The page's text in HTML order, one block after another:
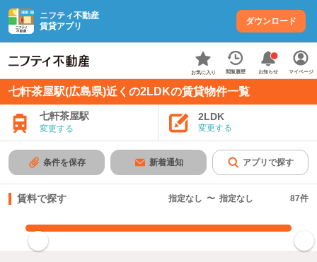
ニフティ不動産
賃貸アプリ
ダウンロード
お気に入り 閲覧履歴 お知らせ マイページ
七軒茶屋駅(広島県)近くの2LDKの賃貸物件一覧
七軒茶屋駅
変更する
2LDK
変更する
条件を保存 新着通知 アプリで探す
賃料で探す 指定なし 〜 指定なし 87件